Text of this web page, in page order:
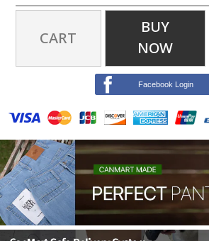
CART
BUY
NOW
Facebook Login